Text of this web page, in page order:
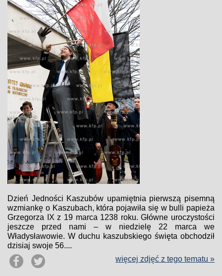
Dzień Jedności Kaszubów upamiętnia pierwszą pisemną
wzmiankę o Kaszubach, która pojawiła się w bulli papieża
Grzegorza IX z 19 marca 1238 roku. Główne uroczystości
jeszcze przed nami – w niedzielę 22 marca we
Władysławowie. W duchu kaszubskiego święta obchodził
dzisiaj swoje 56....
więcej zdjęć z tego tematu »